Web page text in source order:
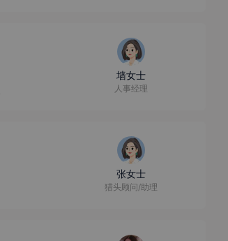
墙女士
人事经理
张女士
猎头顾问/助理